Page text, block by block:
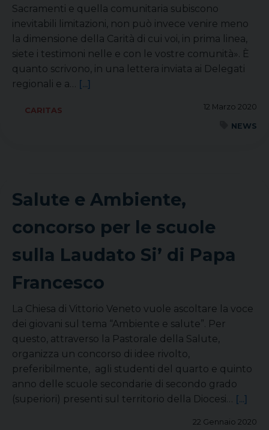
Sacramenti e quella comunitaria subiscono
inevitabili limitazioni, non può invece venire meno
la dimensione della Carità di cui voi, in prima linea,
siete i testimoni nelle e con le vostre comunità». È
quanto scrivono, in una lettera inviata ai Delegati
regionali e a… [...]
12 Marzo 2020
CARITAS
NEWS
Salute e Ambiente,
concorso per le scuole
sulla Laudato Si’ di Papa
Francesco
La Chiesa di Vittorio Veneto vuole ascoltare la voce
dei giovani sul tema “Ambiente e salute”. Per
questo, attraverso la Pastorale della Salute,
organizza un concorso di idee rivolto,
preferibilmente, agli studenti del quarto e quinto
anno delle scuole secondarie di secondo grado
(superiori) presenti sul territorio della Diocesi… [...]
22 Gennaio 2020